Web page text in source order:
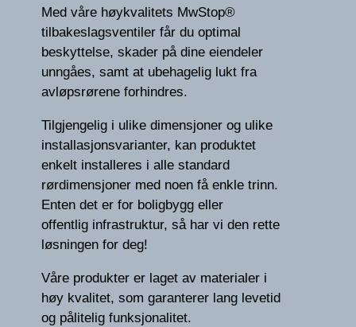
Med våre høykvalitets MwStop®
tilbakeslagsventiler får du optimal
beskyttelse, skader på dine eiendeler
unngåes, samt at ubehagelig lukt fra
avløpsrørene forhindres.
Tilgjengelig i ulike dimensjoner og ulike
installasjonsvarianter, kan produktet
enkelt installeres i alle standard
rørdimensjoner med noen få enkle trinn.
Enten det er for boligbygg eller
offentlig infrastruktur, så har vi den rette
løsningen for deg!
Våre produkter er laget av materialer i
høy kvalitet, som garanterer lang levetid
og pålitelig funksjonalitet.